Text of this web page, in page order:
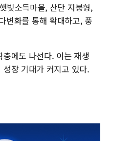
빛소득마을, 산단 지붕형,
변화를 통해 확대하고, 풍
에도 나선다. 이는 재생
장 기대가 커지고 있다.